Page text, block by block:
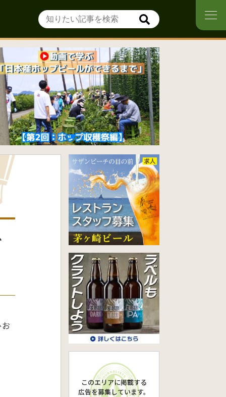
このエリアに掲載する
広告を募集しています。